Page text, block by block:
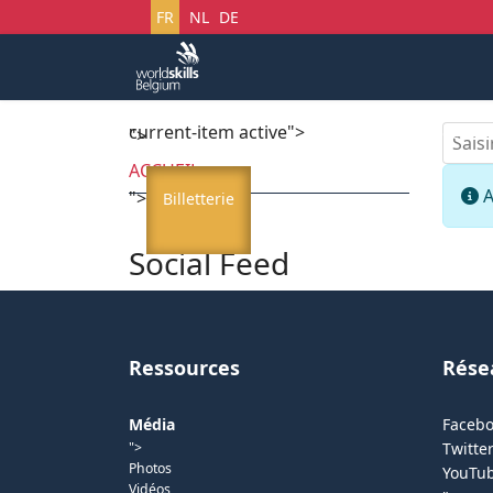
Sélectionnez votre langue
FR NL DE
current-item active"> Startech's
"> Billetterie
">
ACCUEIL
Social Feed
Ressources
Média
">
Photos
Vidéos